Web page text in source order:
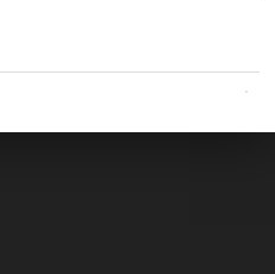
치북5
치북5